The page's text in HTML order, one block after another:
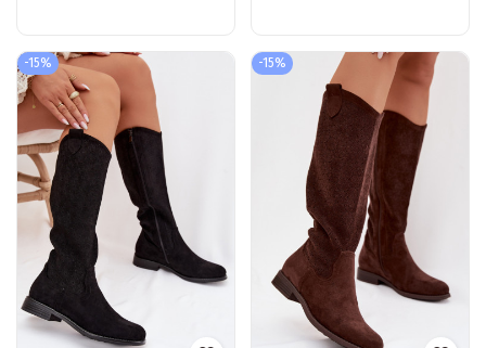
Vinceza 58637 v
hnedej farbe
-15% -15%